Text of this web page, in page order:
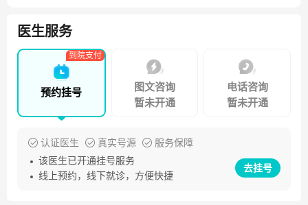
医生服务
预约挂号
到院支付
图文咨询
暂未开通
电话咨询
暂未开通
认证医生 真实号源
服务保障
该医生已开通挂号服务
线上预约，线下就诊，方便快捷
去挂号